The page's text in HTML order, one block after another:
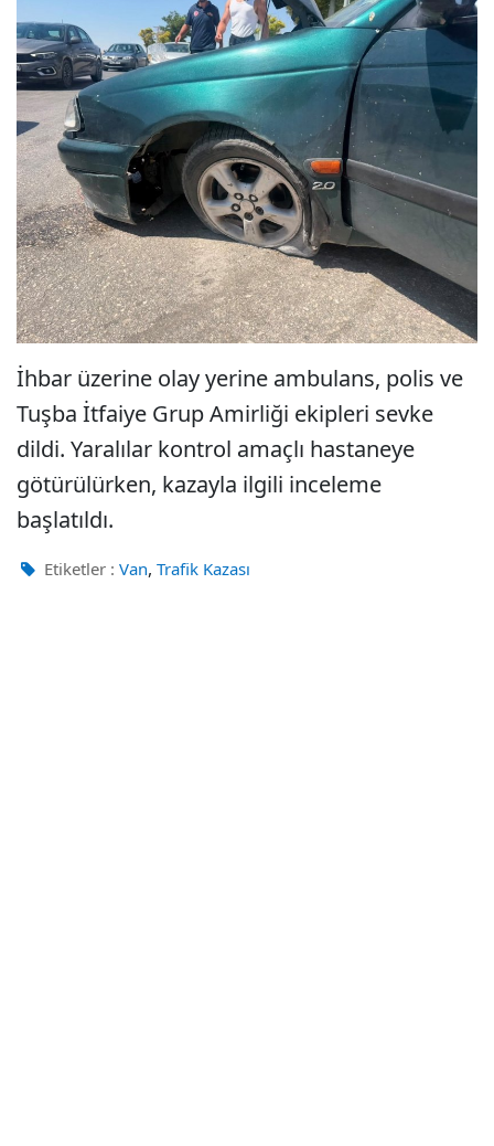
İhbar üzerine olay yerine ambulans, polis ve
Tuşba İtfaiye Grup Amirliği ekipleri sevke
dildi. Yaralılar kontrol amaçlı hastaneye
götürülürken, kazayla ilgili inceleme
başlatıldı.
Etiketler : Van, Trafik Kazası